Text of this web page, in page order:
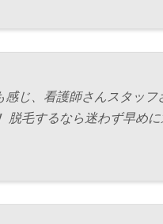
感じ、看護師さんスタッフ
脱毛するなら迷わず早め